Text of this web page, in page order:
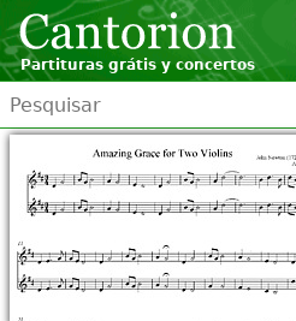
Partituras grátis y concertos